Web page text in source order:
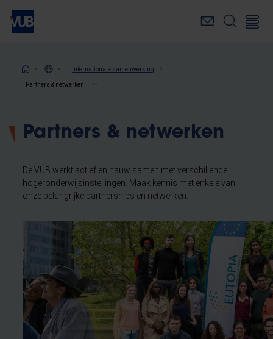
Overslaan
naar
inhoudKruimelpad
Internationale samenwerking
Partners & netwerken
Partners & netwerken
De VUB werkt actief en nauw samen met verschillende
hogeronderwijsinstellingen. Maak kennis met enkele van
onze belangrijke partnerships en netwerken.